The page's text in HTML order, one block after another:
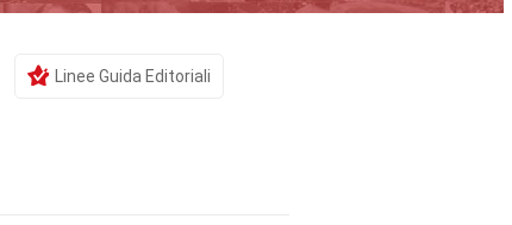
Linee Guida Editoriali